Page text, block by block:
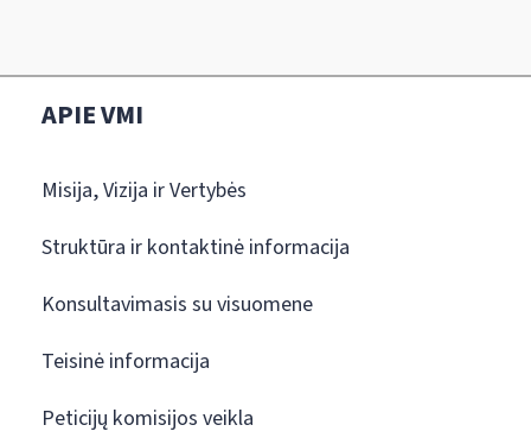
APIE VMI
Misija, Vizija ir Vertybės
Struktūra ir kontaktinė informacija
Konsultavimasis su visuomene
Teisinė informacija
Peticijų komisijos veikla